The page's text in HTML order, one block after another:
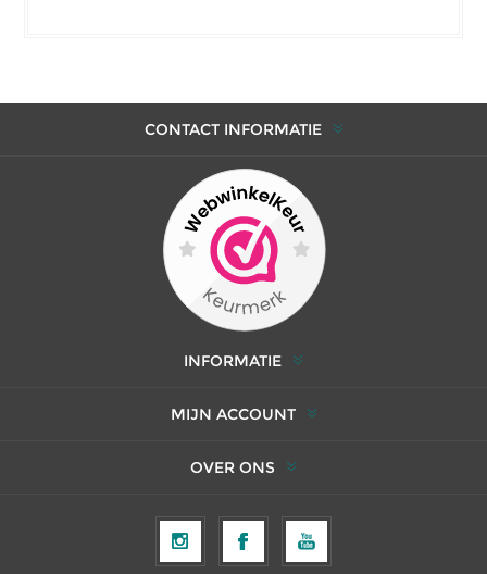
CONTACT INFORMATIE
INFORMATIE
MIJN ACCOUNT
OVER ONS